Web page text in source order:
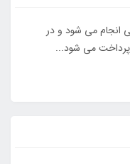
انجام می شود و در